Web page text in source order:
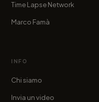
Time Lapse Network
Marco Famà
INFO
Chi siamo
Invia un video